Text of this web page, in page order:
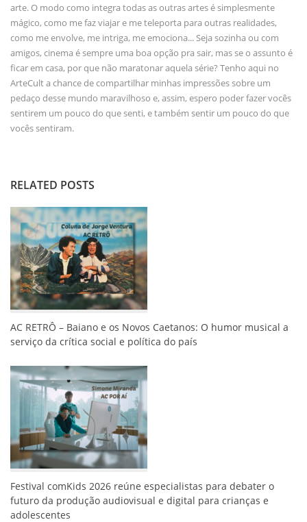
arte. O modo como integra todas as outras artes é simplesmente
mágico, como me faz viajar e me teleporta para outras realidades,
como me envolve, me intriga, me emociona... Seja sozinha ou com
amigos, cinema é sempre uma boa opção pra sair, mas se o assunto é
ficar em casa, por que não maratonar aquela série? Tenho aqui no
ArteCult a chance de compartilhar minhas impressões sobre um
pedaço desse mundo maravilhoso e, assim, espero poder fazer vocês
sentirem um pouco do que senti, e também sentir um pouco do que
vocês sentiram.
RELATED POSTS
AC RETRÔ – Baiano e os Novos Caetanos: O humor musical a
serviço da crítica social e política do país
Festival comKids 2026 reúne especialistas para debater o
futuro da produção audiovisual e digital para crianças e
adolescentes